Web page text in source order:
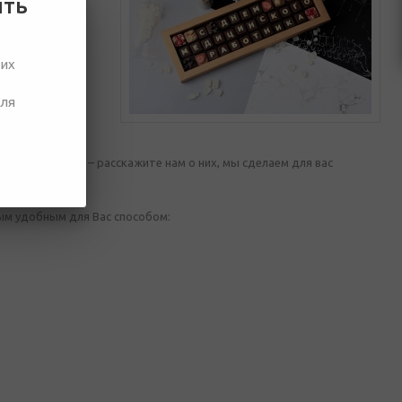
деле и
оформления – расскажите нам о них, мы сделаем для вас
удобным для Вас способом: